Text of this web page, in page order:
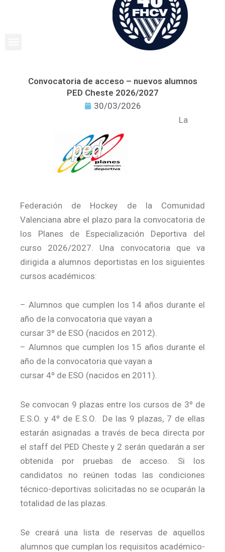
Convocatoria de acceso – nuevos alumnos
PED Cheste 2026/2027
30/03/2026
La
Federación de Hockey de la Comunidad
Valenciana abre el plazo para la convocatoria de
los Planes de Especialización Deportiva del
curso 2026/2027. Una convocatoria que va
dirigida a alumnos deportistas en los siguientes
cursos académicos:
– Alumnos que cumplen los 14 años durante el
año de la convocatoria que vayan a
cursar 3º de ESO (nacidos en 2012).
– Alumnos que cumplen los 15 años durante el
año de la convocatoria que vayan a
cursar 4º de ESO (nacidos en 2011).
Se convocan 9 plazas entre los cursos de 3º de
E.S.O. y 4º de E.S.O. De las 9 plazas, 7 de ellas
estarán asignadas a través de beca directa por
el staff del PED Cheste y 2 serán quedarán a ser
obtenida por pruebas de acceso. Si los
candidatos no reúnen todas las condiciones
técnico-deportivas solicitadas no se ocuparán la
totalidad de las plazas.
Se creará una lista de reservas de aquellos
alumnos que cumplan los requisitos académico-